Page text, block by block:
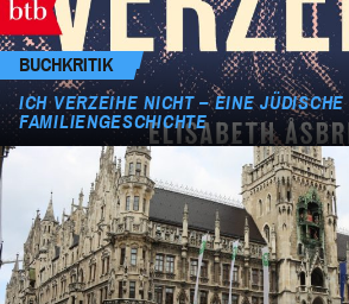
BUCHKRITIK
ICH VERZEIHE NICHT – EINE JÜDISCHE
FAMILIENGESCHICHTE